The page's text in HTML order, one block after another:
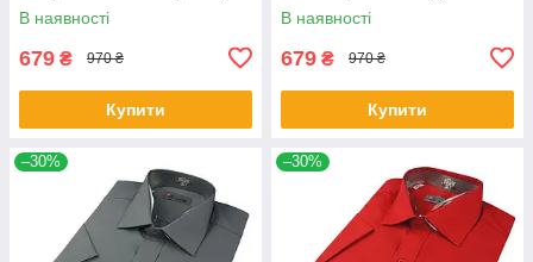
В наявності
679 ₴ 970 ₴
Купити
В наявності
679 ₴ 970 ₴
Купити
–30% –30%